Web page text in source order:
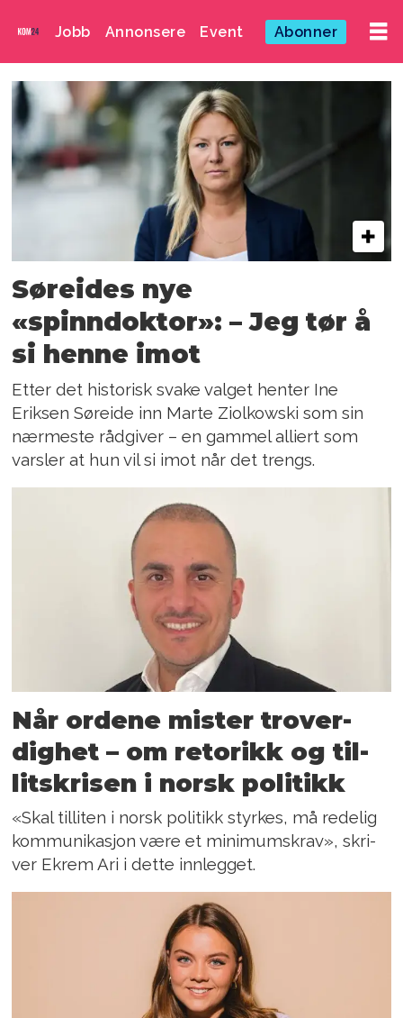
Jobb Annonsere Event Abonner
Emne:
norsk
politikk
Søreides nye
«spinndoktor»: – Jeg tør å
si henne imot
Etter det historisk svake valget henter Ine
Eriksen Søreide inn Marte Ziolkowski som sin
nærmeste rådgiver – en gammel alliert som
varsler at hun vil si imot når det trengs.
Når or­de­ne mis­ter tro­ver­
dig­het – om re­to­rikk og til­
lits­kri­sen i norsk po­li­tikk
«Skal til­li­ten i norsk po­li­tikk styr­kes, må re­de­lig
kom­mu­ni­ka­sjon være et mi­ni­mums­krav», skri­
ver Ekrem Ari i det­te inn­leg­get.